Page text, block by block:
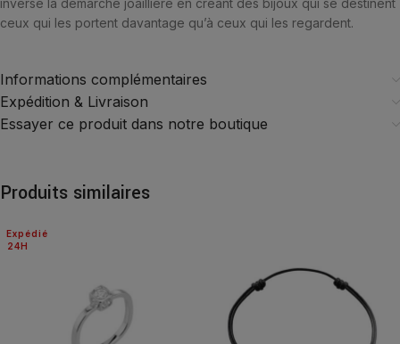
inverse la démarche joaillière en créant des bijoux qui se destinent
ceux qui les portent davantage qu’à ceux qui les regardent.
Informations complémentaires
Expédition & Livraison
Essayer ce produit dans notre boutique
Produits similaires
24H
Expédié